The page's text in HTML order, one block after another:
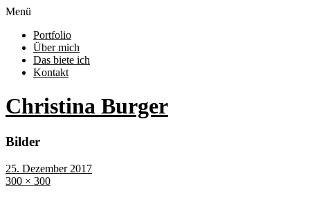
Menü
Portfolio
Über mich
Das biete ich
Kontakt
Christina Burger
Bilder
25. Dezember 2017
300 × 300